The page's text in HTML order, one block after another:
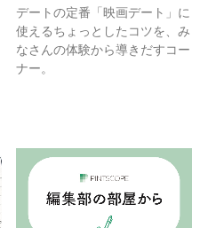
デートの定番「映画デート」に
使えるちょっとしたコツを、み
なさんの体験から導きだすコー
ナー。